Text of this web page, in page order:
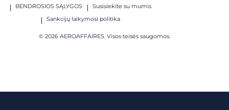
BENDROSIOS SĄLYGOS
Susisiekite su mumis
Sankcijų laikymosi politika
© 2026 AEROAFFAIRES. Visos teisės saugomos.